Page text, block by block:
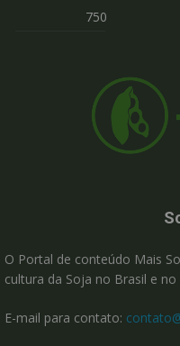
750
O Portal de conteúdo Mais
cultura da Soja no Brasil e no
E-mail para contato: